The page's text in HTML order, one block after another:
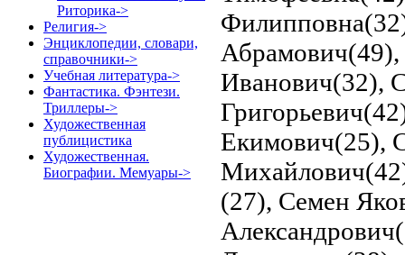
Риторика->
Религия->
Энциклопедии, словари,
справочники->
Учебная литература->
Фантастика. Фэнтези.
Триллеры->
Художественная
публицистика
Художественная.
Биографии. Мемуары->
Иванович(32),
Екимович(25),
(27), Семен